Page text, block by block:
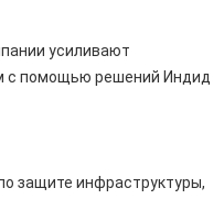
усиливают
с помощью решений Индид
защите инфраструктуры,